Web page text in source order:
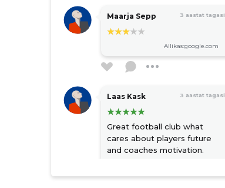
Maarja Sepp 3 aastat tagasi
Allikas:google.com
Laas Kask 3 aastat tagasi
Great football club what
cares about players future
and coaches motivation.